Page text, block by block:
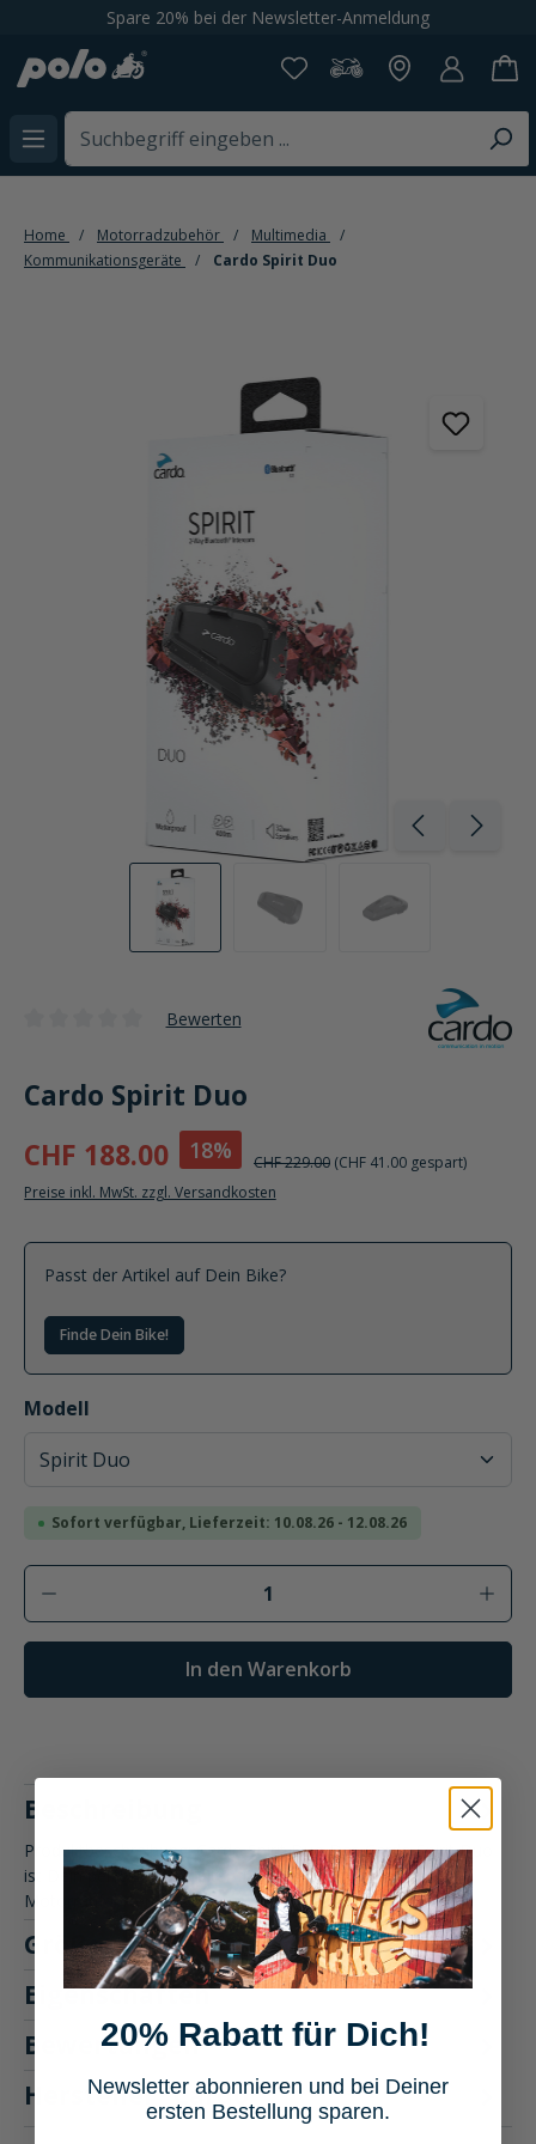
springenSpare 20% bei der Newsletter-Anmeldung
Home Motorradzubehör
Multimedia
Kommunikationsgeräte
Cardo Spirit Duo
Bewerten
Cardo Spirit Duo
CHF 188.00
18% CHF 229.00 (CHF 41.00 gespart)
Preise inkl. MwSt. zzgl. Versandkosten
Passt der Artikel auf Dein Bike?
Finde Dein Bike!
Modell
auswählen
Sofort verfügbar, Lieferzeit: 10.08.26 - 12.08.26
Produkt Anzahl: Gib den gewünschten
In den Warenkorb
Beschreibung
Produktbeschreibung: Cardo Spirit Duo Das Cardo Spirit Duo
ist Dein perfekter Begleiter für unvergleichbare
Motorradfahrten…Mehr
Größentabelle
Eigenschaften
Bewertungen
Hersteller "Cardo"
20% Rabatt für Dich!
Newsletter abonnieren und bei Deiner
ersten Bestellung sparen.